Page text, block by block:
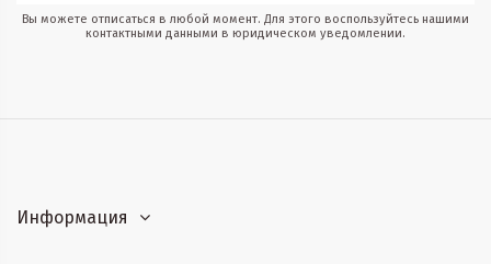
Вы можете отписаться в любой момент. Для этого воспользуйтесь нашими
контактными данными в юридическом уведомлении.
Информация